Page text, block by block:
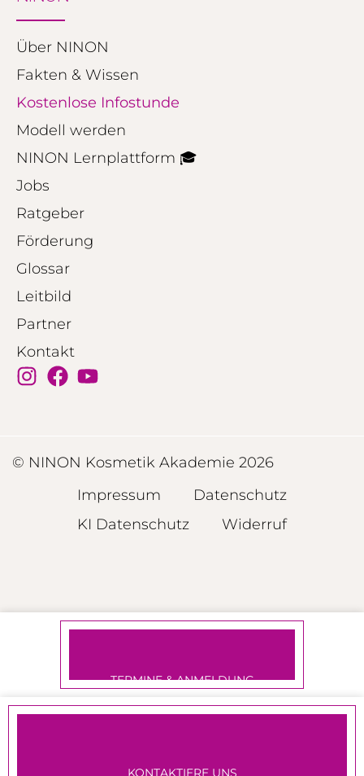
Über NINON
Fakten & Wissen
Kostenlose Infostunde
Modell werden
NINON Lernplattform 🎓
Jobs
Ratgeber
Förderung
Glossar
Leitbild
Partner
Kontakt
© NINON Kosmetik Akademie 2026
Impressum
Datenschutz
KI Datenschutz
Widerruf
TERMINE & ANMELDUNG
KONTAKTIERE UNS